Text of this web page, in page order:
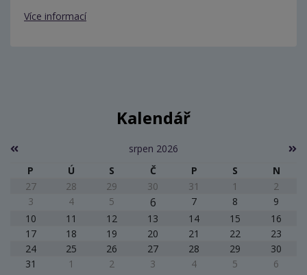
Více informací
Kalendář
srpen 2026
P
Ú S Č P S
N
27
28 29 30 31 1
2
3
4 5 6 7 8
9
10
11 12 13 14 15
16
17
18 19 20 21 22
23
24
25 26 27 28 29
30
31
1 2 3 4 5 6